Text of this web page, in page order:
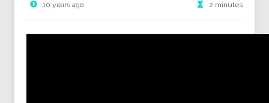
10 years ago 2 minutes